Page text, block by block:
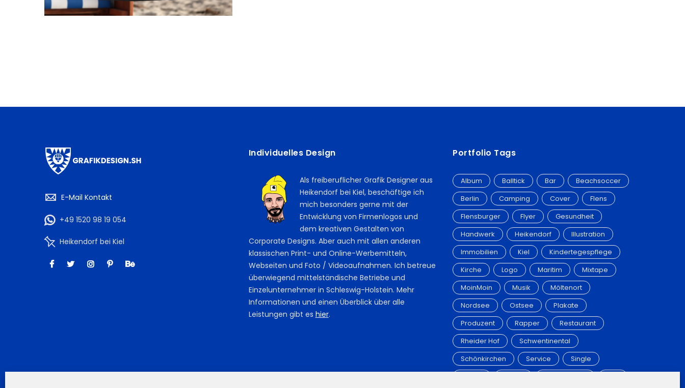
E-Mail Kontakt
+49 1520 98 19 054
Heikendorf bei Kiel
Individuelles Design
Als freiberuflicher Grafik Designer aus
Heikendorf bei Kiel, beschäftige ich
mich besonders gerne mit der
Entwicklung von Firmenlogos und
dem kreativen Gestalten von
Corporate Designs. Aber auch mit allen anderen
klassischen Print- und Online-Werbemitteln,
Webseiten und Foto / Videoaufnahmen. Ich betreue
überwiegend mittelständische Betriebe und
Einzelunternehmer in Schleswig-Holstein. Mehr
Informationen und einen Überblick über alle
Leistungen gibt es hier.
Portfolio Tags
Album Balltick Bar
Beachsoccer
Berlin
Camping Cover
Flens
Flensburger
Flyer
Gesundheit
Handwerk
Heikendorf
Illustration
Immobilien
Kiel
Kindertegespflege
Kirche
Logo Maritim
Mixtape
MoinMoin
Musik
Möltenort
Nordsee
Ostsee
Plakate
Produzent
Rapper
Restaurant
Rheider Hof
Schwentinental
Schönkirchen
Service
Single